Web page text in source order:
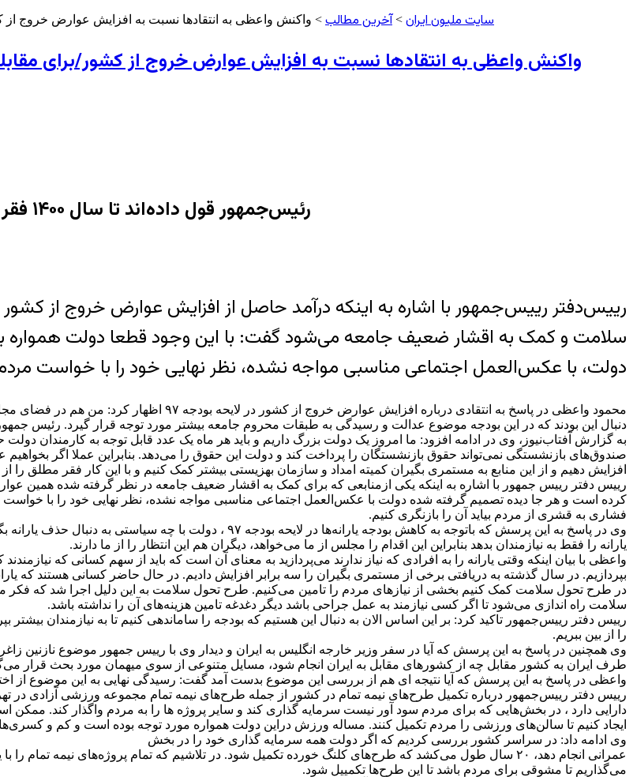
سایت ملیون ایران >آخرین مطالب > واکنش واعظی به انتقادها نسبت به افزایش عوارض خروج از
واکنش واعظی به انتقادها نسبت به افزایش عوارض خروج از کشور/برای مقابله
رئیس‌جمهور قول داده‌اند تا سال ۱۴۰۰ فقر را از بین ببرند
رییس‌دفتر رییس‌جمهور با اشاره به اینکه درآمد حاصل از افزایش عوارض خروج از
سلامت و کمک به اقشار ضعیف جامعه می‌شود گفت: با این وجود قطعا دولت همواره
دولت، با عکس‌العمل اجتماعی مناسبی مواجه نشده، نظر نهایی خود را با خواست
محمود واعظی در پاسخ به انتقادی درباره‌ افزایش
دنبال این بودند که در این بودجه موضوع عدالت و رسیدگی به طبقات محروم جامعه بیشتر مورد توجه قرار گیرد. رئیس جمهور هم قول داده‌اند که تا
صندوق‌های بازنشستگی نمی‌تواند حقوق بازنشستگان را پرداخت کند و دولت این حقوق را می‌دهد. بنابراین عملا اگر بخواهیم
افزایش دهیم و از این منابع به مستمری بگیران کمیته امداد و سازمان بهزیستی بیشتر کمک کنیم و با این کار فقر مطلق را از
رییس‌ دفتر رییس جمهور با اشاره به اینکه یکی ازمنابعی که برای کمک به اقشار ضعیف جامعه در نظر گرفته شده همین
کرده است و هر جا دیده تصمیم گرفته شده دولت با عکس‌العمل اجتماعی مناسبی مواجه نشده، نظر نهایی خود را با
فشاری به قشری از مردم بیاید آن را بازنگری کنیم.
وی در پاسخ به این پرسش که باتوجه به کاهش بودجه‌ یارانه‌ها در
یارانه را فقط به نیازمندان بدهد بنابراین این اقدام را مجلس از ما می‌خواهد، دیگران هم این انتظار را از ما دارند.
واعظی با بیان اینکه وقتی یارانه را به افرادی که نیاز ندارند می‌پردازید به معنای آن است که باید از سهم کسانی که
بپردازیم. در سال گذشته به دریافتی برخی از مستمری بگیران را سه برابر افزایش دادیم. در حال حاضر کسانی هستند که یارانه
در طرح تحول سلامت کمک کنیم بخشی از نیازهای مردم را تامین می‌کنیم. طرح تحول سلامت به این دلیل اجرا شد که فکر
سلامت راه اندازی می‌شود تا اگر کسی نیازمند به عمل جراحی باشد دیگر دغدغه‌ تامین هزینه‌های آن را نداشته باشد.
رییس دفتر رییس‌جمهور تاکید کرد: بر این اساس الان به دنبال این هستیم که بودجه را ساماندهی کنیم تا به نیازمندان
را از بین ببریم.
وی همچنین در پاسخ به این پرسش که آیا در سفر وزیر خارجه انگلیس به ایران و دیدار وی با رییس جمهور موضوع
طرف ایران به کشور مقابل چه از کشورهای مقابل به ایران انجام شود، مسایل متنوعی از سوی میهمان مورد بحث قرار
واعظی در پاسخ به این پرسش که آیا نتیجه ای هم از بررسی این موضوع بدست آمد گفت: رسیدگی نهایی به این موضوع از
رییس دفتر رییس‌جمهور درباره تکمیل طرح‌های نیمه تمام در کشور از جمله طرح‌های نیمه تمام مجموعه ورزشی آزادی در
دارایی دارد ، در بخش‌هایی که برای مردم سود آور نیست سرمایه گذاری کند و سایر پروژه ها را به مردم واگذار کند. ممکن
ایجاد کنیم تا سالن‌های ورزشی را مردم تکمیل کنند. مساله ورزش دراین دولت همواره مورد توجه بوده است و کم و
وی ادامه داد: در سراسر کشور بررسی کردیم که اگر دولت همه سرمایه گذاری خود را در بخش
عمرانی انجام دهد، ۲۰ سال طول می‌کشد که طرح‌های کلنگ خورده تکمیل شود. در تلاشیم که تمام پروژه‌های نیمه
می‌گذاریم تا مشوقی برای مردم باشد تا این طرح‌ها تکمییل شود.